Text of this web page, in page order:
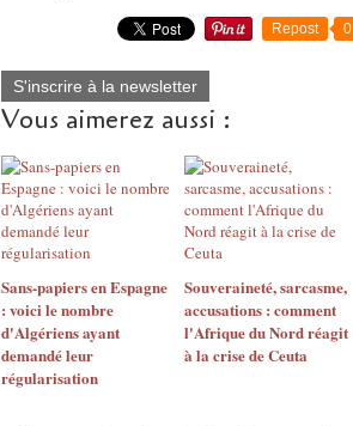
Repost 0
S'inscrire à la newsletter
Vous aimerez aussi :
Sans-papiers en Espagne
: voici le nombre
d'Algériens ayant
demandé leur
régularisation
Souveraineté, sarcasme,
accusations : comment
l'Afrique du Nord réagit
à la crise de Ceuta